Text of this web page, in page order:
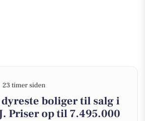
23 timer siden
dyreste boliger til salg i
Priser op til 7.495.000